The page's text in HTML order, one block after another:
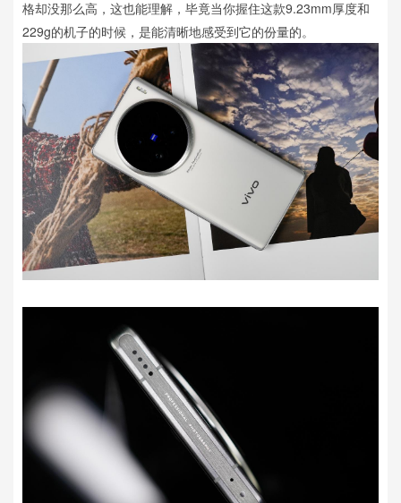
格却没那么高，这也能理解，毕竟当你握住这款9.23mm厚度和
229g的机子的时候，是能清晰地感受到它的份量的。